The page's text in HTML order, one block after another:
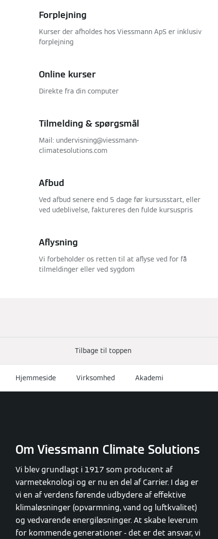
Forplejning
Kurser der afholdes hos Viessmann ApS er inklusiv
forplejning
Online kurser
Direkte fra din computer
Tilmelding & spørgsmål
Mail: undervisning@viessmann-
climatesolutions.com
Afbud
Ved afbud senere end 5 dage før kursusstart, eller
ved udeblivelse, faktureres den fulde kursuspris
Aflysning
Vi forbeholder os retten til at aflyse ved for få
tilmeldinger eller ved sygdom
Tilbage til toppen
Hjemmeside Virksomhed Akademi
Om Viessmann Climate Solutions
Vi blev grundlagt i 1917 som producent af
varmeteknologi og er nu en del af Carrier. I dag er
vi en af verdens førende udbydere af effektive
klimaløsninger (opvarmning, vand og luftkvalitet)
og vedvarende energiløsninger. At skabe leverum
for kommende generationer - det er det ansvar, vi